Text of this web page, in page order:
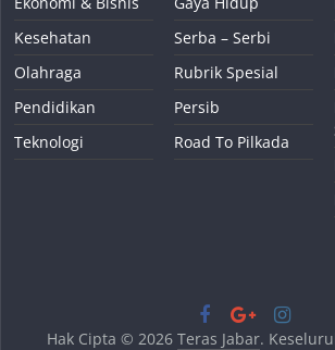
Kesehatan
Olahraga
Pendidikan
Teknologi
Serba – Serbi
Rubrik Spesial
Persib
Road To Pilkada
Hak Cipta © 2026 Teras Jabar.